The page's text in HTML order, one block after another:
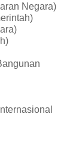
Negara)